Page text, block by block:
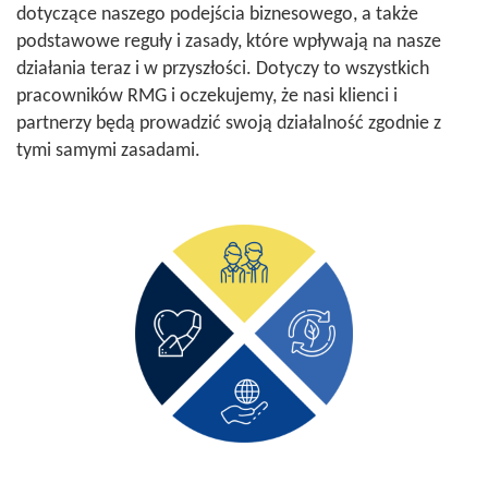
dotyczące naszego podejścia biznesowego, a także
podstawowe reguły i zasady, które wpływają na nasze
działania teraz i w przyszłości. Dotyczy to wszystkich
pracowników RMG i oczekujemy, że nasi klienci i
partnerzy będą prowadzić swoją działalność zgodnie z
tymi samymi zasadami.